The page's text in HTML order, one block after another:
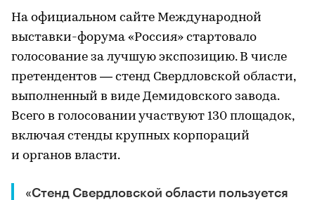
На официальном сайте Международной
выставки-форума «Россия» стартовало
голосование за лучшую экспозицию. В числе
претендентов — стенд Свердловской области,
выполненный в виде Демидовского завода.
Всего в голосовании участвуют 130 площадок,
включая стенды крупных корпораций
и органов власти.
«Стенд Свердловской области пользуется